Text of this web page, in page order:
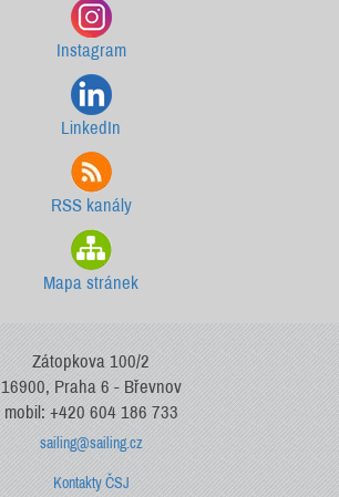
Instagram
LinkedIn
RSS kanály
Mapa stránek
Zátopkova 100/2
16900, Praha 6 - Břevnov
mobil: +420 604 186 733
sailing@sailing.cz
Kontakty ČSJ